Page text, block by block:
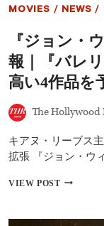
ー
全
を
一
気
解
【2025
年
全
MOVIES / NEWS /
『ジョン・
報｜『バレ
高い4作品を
The Hollywood
キアヌ・リーブス
拡張 『ジョン・ウ
VIEW POST『ジ
ウ